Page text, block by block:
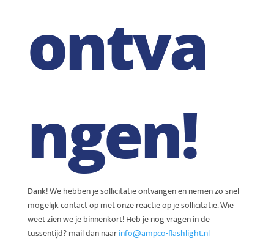
ontva
ngen!
Dank! We hebben je sollicitatie ontvangen en nemen zo snel
mogelijk contact op met onze reactie op je sollicitatie. Wie
weet zien we je binnenkort! Heb je nog vragen in de
tussentijd? mail dan naarinfo@ampco-flashlight.nl